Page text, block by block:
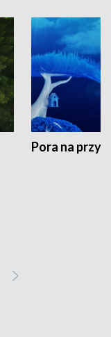
Pora na